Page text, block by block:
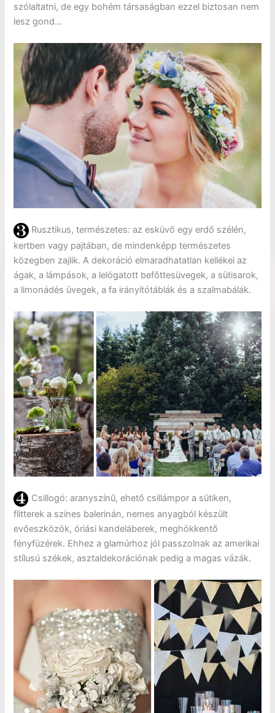
szólaltatni, de egy bohém társaságban ezzel biztosan nem
lesz gond…
Rusztikus, természetes: az esküvő egy erdő szélén,
kertben vagy pajtában, de mindenképp természetes
közegben zajlik. A dekoráció elmaradhatatlan kellékei az
ágak, a lámpások, a lelógatott befőttesüvegek, a sütisarok,
a limonádés üvegek, a fa irányítótáblák és a szalmabálák.
Csillogó: aranyszínű, ehető csillámpor a sütiken,
flitterek a színes balerinán, nemes anyagból készült
evőeszközök, óriási kandeláberek, meghökkentő
fényfüzérek. Ehhez a glamúrhoz jól passzolnak az amerikai
stílusú székek, asztaldekorációnak pedig a magas vázák.